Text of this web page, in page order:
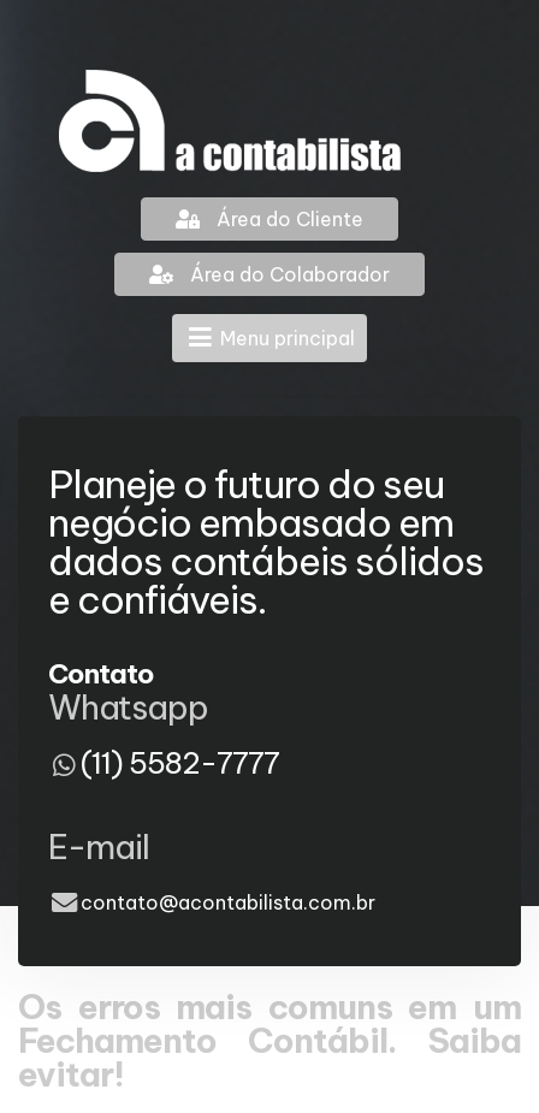
Área do Cliente
Área do Colaborador
Menu principal
Planeje o futuro do seu
negócio embasado em
dados contábeis sólidos
e confiáveis.
Contato
Whatsapp
(11) 5582-7777
E-mail
contato@acontabilista.com.br
Os erros mais comuns em um
Fechamento Contábil. Saiba
evitar!